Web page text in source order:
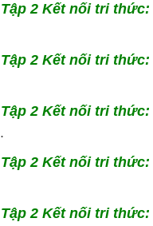
2 Kết nối tri thức:
2 Kết nối tri thức:
2 Kết nối tri thức:
2 Kết nối tri thức:
2 Kết nối tri thức: